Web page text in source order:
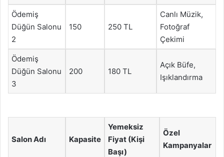
Ödemiş
Düğün Salonu
2
150 250 TL
Canlı Müzik,
Fotoğraf
Çekimi
Ödemiş
Düğün Salonu
3
200 180 TL
Açık Büfe,
Işıklandırma
Salon Adı Kapasite
Yemeksiz
Fiyat (Kişi
Başı)
Özel
Kampanyalar